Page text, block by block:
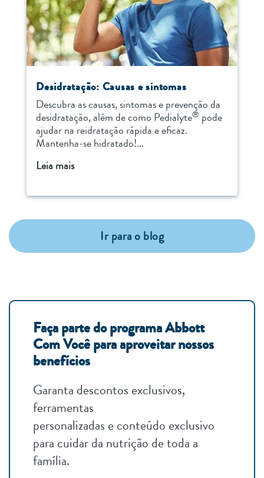
Desidratação: Causas e sintomas
Descubra as causas, sintomas e prevenção da
desidratação, além de como Pedialyte® pode
ajudar na reidratação rápida e eficaz.
Mantenha-se hidratado!...
Leia mais
Ir para o blog
Faça parte do programa Abbott
Com Você para aproveitar nossos
benefícios
Garanta descontos exclusivos,
ferramentas
personalizadas e conteúdo exclusivo
para cuidar da nutrição de toda a
família.